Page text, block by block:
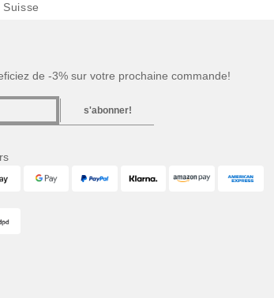
de -3% sur votre prochaine commande!
s'abonner!